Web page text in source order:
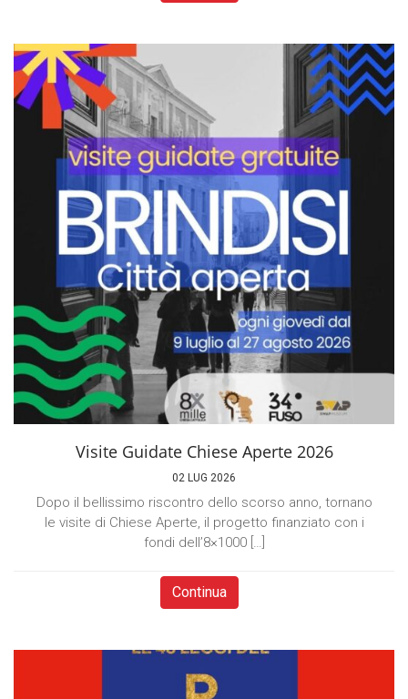
Visite Guidate Chiese Aperte 2026
02 LUG 2026
Dopo il bellissimo riscontro dello scorso anno, tornano
le visite di Chiese Aperte, il progetto finanziato con i
fondi dell’8×1000 […]
Continua